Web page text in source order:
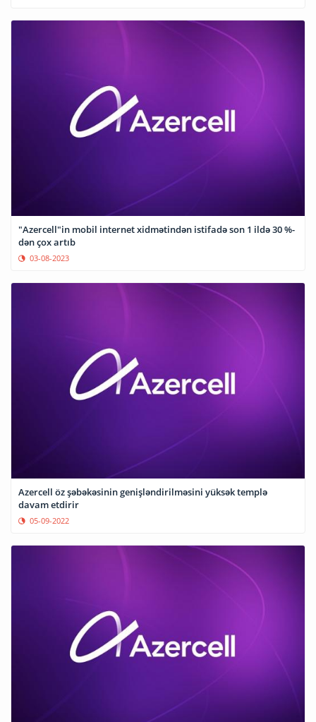
"Azercell"in mobil internet xidmətindən istifadə son 1 ildə 30 %-
dən çox artıb
03-08-2023
Azercell öz şəbəkəsinin genişləndirilməsini yüksək templə
davam etdirir
05-09-2022